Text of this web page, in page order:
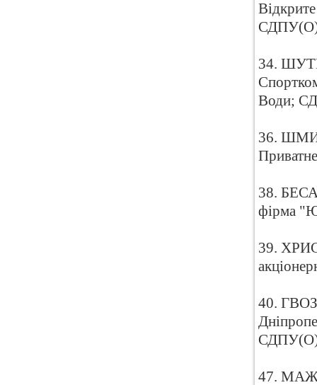
34.
Води;
36.
38.
фірма
39.
40.
47.